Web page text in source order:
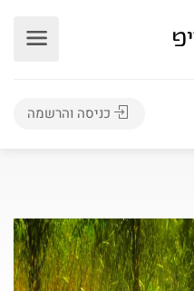
כניסה והרשמה